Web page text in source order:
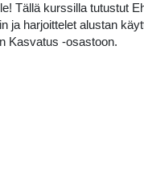
Tällä kurssilla tutustut
ja harjoittelet alustan
Kasvatus -osastoon.